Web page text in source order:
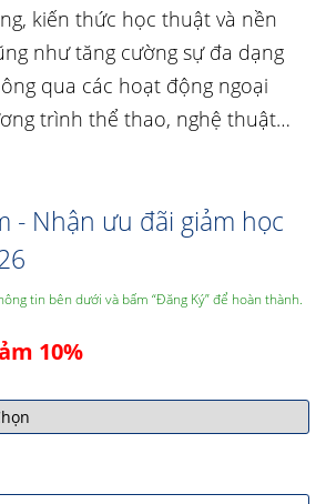
kiến thức học thuật và nền
như tăng cường sự đa dạng
qua các hoạt động ngoại
trình thể thao, nghệ thuật…
- Nhận ưu đãi giảm học
tin bên dưới và bấm “Đăng Ký” để hoàn thành.
10%